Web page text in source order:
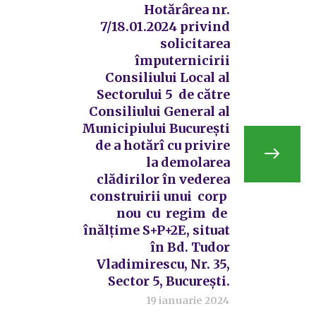
Hotărârea nr.
7/18.01.2024 privind
solicitarea
împuternicirii
Consiliului Local al
Sectorului 5 de către
Consiliului General al
Municipiului București
de a hotărî cu privire
la demolarea
clădirilor în vederea
construirii unui corp
nou cu regim de
înălțime S+P+2E, situat
în Bd. Tudor
Vladimirescu, Nr. 35,
Sector 5, București.
19 ianuarie 2024